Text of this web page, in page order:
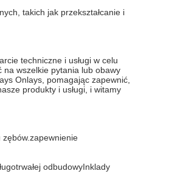
takich jak przekształcanie i
techniczne i usługi w celu
na wszelkie pytania lub obawy
Onlays, pomagając zapewnić,
produkty i usługi, i witamy
odbudowyInklady